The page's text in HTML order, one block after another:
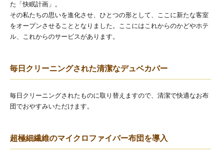
た「快眠計画」。
その私たちの思いを進化させ、ひとつの形として、ここに新たな客室
をオープンさせることとなりました。ここにはこれからのかどやホテ
ル、これからのサービスがあります。
毎日クリーニングされた清潔なデュベカバー
毎日クリーニングされたものに取り替えますので、清潔で快適なお布
団でおやすみいただけます。
超極細繊維のマイクロファイバー布団を導入